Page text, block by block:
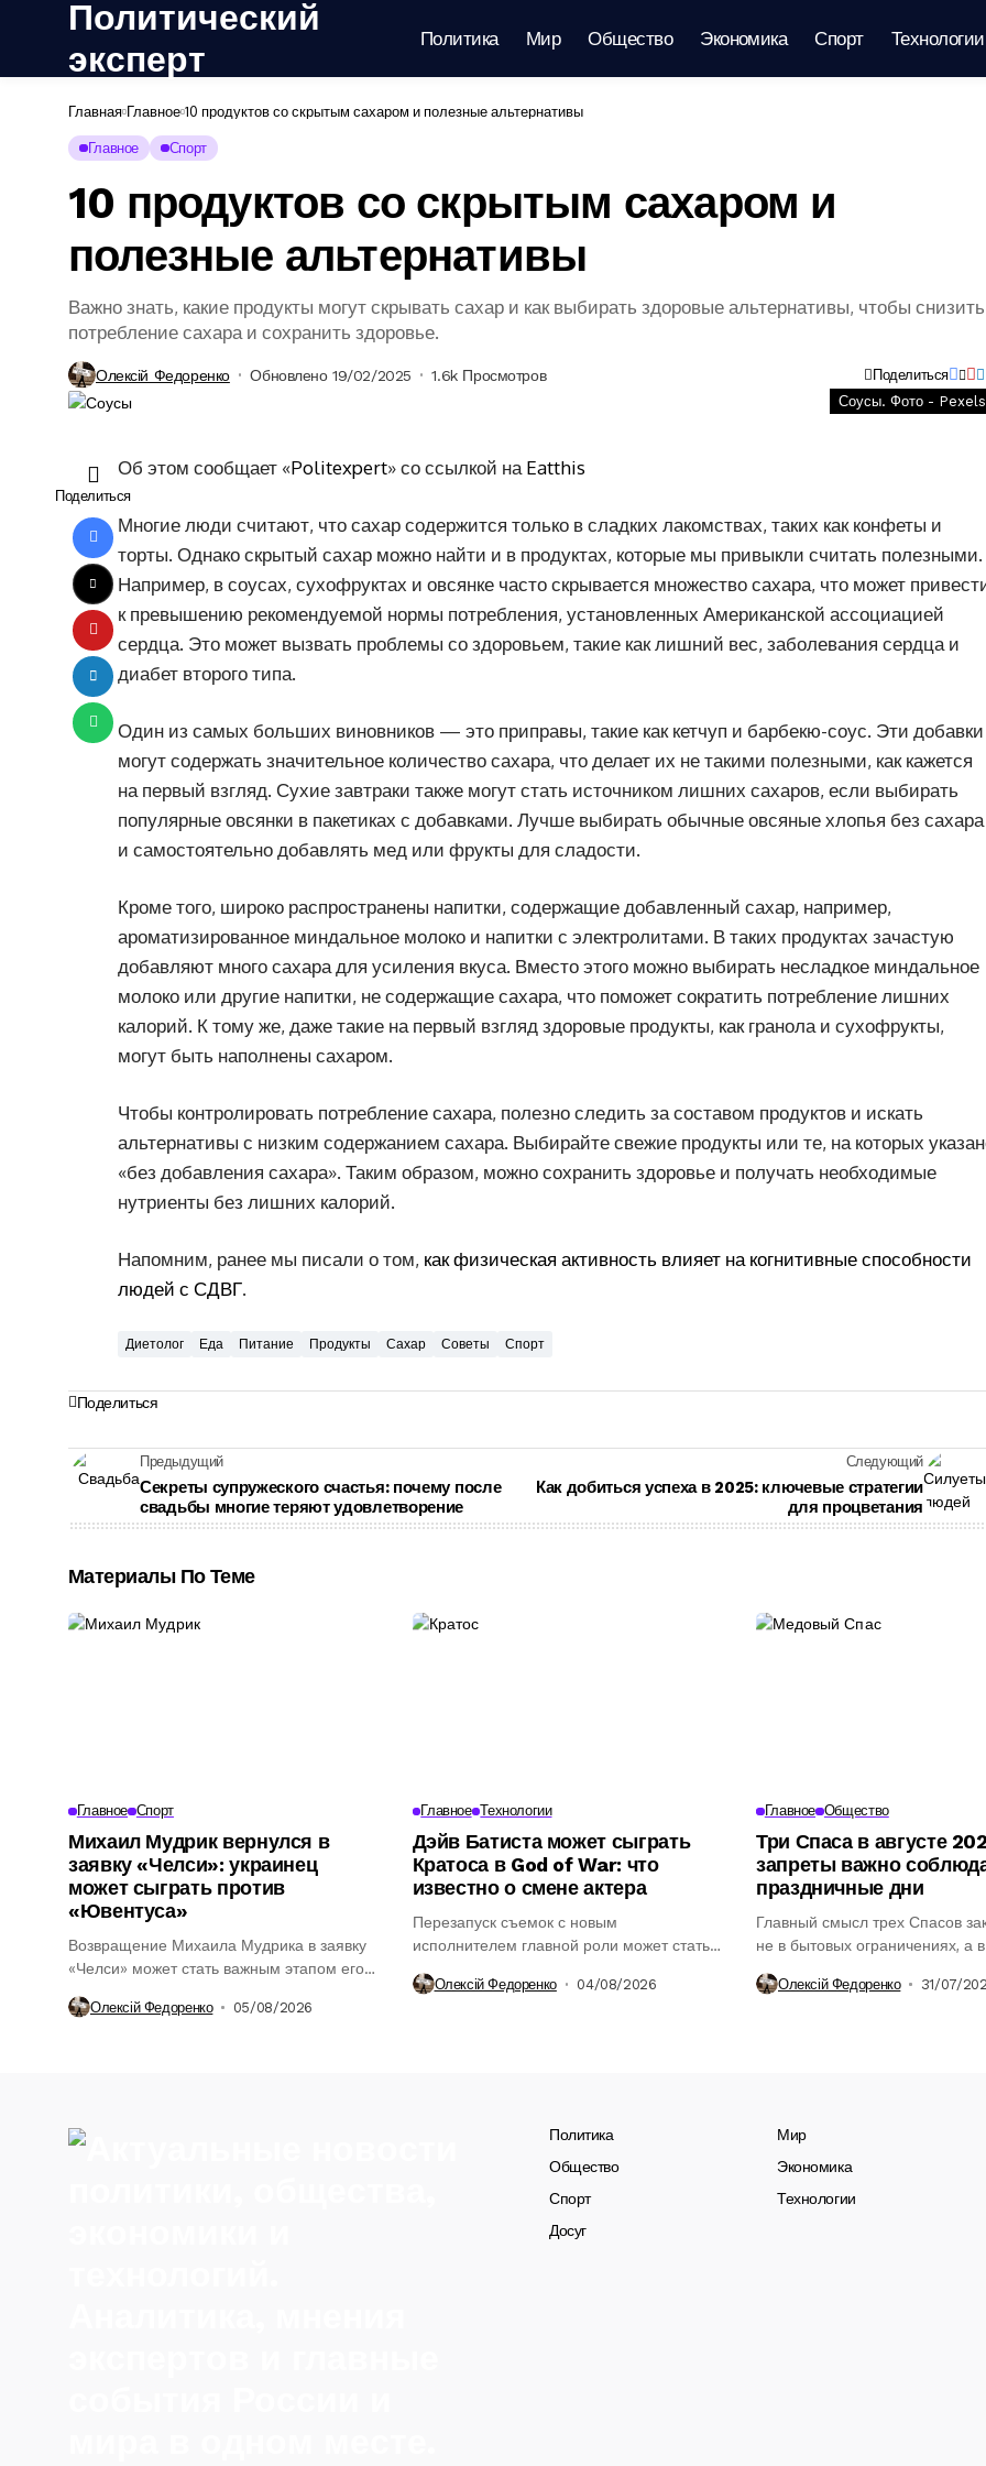
Политический
эксперт
Политика Мир Общество Экономика Спорт Технологии
Главная Главное 10 продуктов со скрытым сахаром и полезные альтернативы
Главное Спорт
10 продуктов со скрытым сахаром и
полезные альтернативы
Важно знать, какие продукты могут скрывать сахар и как выбирать здоровые альтернативы, чтобы снизить
потребление сахара и сохранить здоровье.
Олексій Федоренко Обновлено 19/02/2025 1.6k Просмотров
Поделиться
Соусы. Фото - Pexels
Поделиться
Об этом сообщает «Politexpert» со ссылкой на Eatthis
Многие люди считают, что сахар содержится только в сладких лакомствах, таких как конфеты и
торты. Однако скрытый сахар можно найти и в продуктах, которые мы привыкли считать полезными.
Например, в соусах, сухофруктах и овсянке часто скрывается множество сахара, что может
к превышению рекомендуемой нормы потребления, установленных Американской ассоциацией
сердца. Это может вызвать проблемы со здоровьем, такие как лишний вес, заболевания сердца и
диабет второго типа.
Один из самых больших виновников — это приправы, такие как кетчуп и барбекю-соус. Эти добавки
могут содержать значительное количество сахара, что делает их не такими полезными, как кажется
на первый взгляд. Сухие завтраки также могут стать источником лишних сахаров, если выбирать
популярные овсянки в пакетиках с добавками. Лучше выбирать обычные овсяные хлопья без сахара
и самостоятельно добавлять мед или фрукты для сладости.
Кроме того, широко распространены напитки, содержащие добавленный сахар, например,
ароматизированное миндальное молоко и напитки с электролитами. В таких продуктах зачастую
добавляют много сахара для усиления вкуса. Вместо этого можно выбирать несладкое миндальное
молоко или другие напитки, не содержащие сахара, что поможет сократить потребление лишних
калорий. К тому же, даже такие на первый взгляд здоровые продукты, как гранола и сухофрукты,
могут быть наполнены сахаром.
Чтобы контролировать потребление сахара, полезно следить за составом продуктов и искать
альтернативы с низким содержанием сахара. Выбирайте свежие продукты или те, на которых
«без добавления сахара». Таким образом, можно сохранить здоровье и получать необходимые
нутриенты без лишних калорий.
Напомним, ранее мы писали о том, как физическая активность влияет на когнитивные способности
людей с СДВГ.
Диетолог Еда Питание Продукты Сахар Советы Спорт
Поделиться
Предыдущий
Секреты супружеского счастья: почему после
свадьбы многие теряют удовлетворение
Следующий
Как добиться успеха в 2025: ключевые стратегии
для процветания
Материалы По Теме
Главное Спорт
Михаил Мудрик вернулся в
заявку «Челси»: украинец
может сыграть против
«Ювентуса»
Возвращение Михаила Мудрика в заявку
«Челси» может стать важным этапом его
возвращения...
Олексій Федоренко 05/08/2026
Главное Технологии
Дэйв Батиста может сыграть
Кратоса в God of War: что
известно о смене актера
Перезапуск съемок с новым
исполнителем главной роли может стать
ключевым этапом в...
Олексій Федоренко 04/08/2026
Главное Общество
Три Спаса в августе
запреты важно
праздничные дни
Главный смысл трех Спасов
не в бытовых ограничениях, а в
духовном...
Олексій Федоренко 31/07/
Политика
Мир
Общество
Экономика
Спорт
Технологии
Досуг